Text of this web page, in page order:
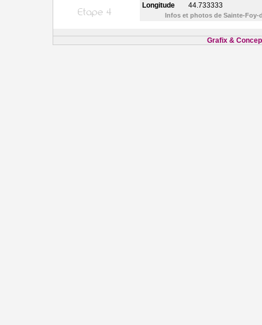
Longitude
44.733333
Infos et photos de Sainte-Foy-
Grafix &